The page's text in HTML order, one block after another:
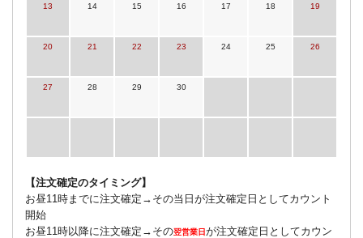
13 14 15 16 17 18 19
20 21 22 23 24 25 26
27 28 29 30
【注文確定のタイミング】
お昼11時までに注文確定→その当日が注文確定日としてカウント
開始
お昼11時以降に注文確定→その翌営業日が注文確定日としてカウン